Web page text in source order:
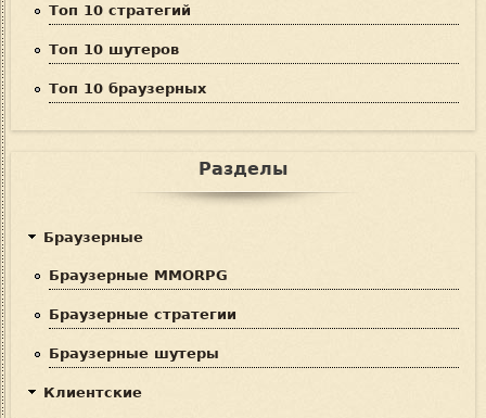
Топ 10 стратегий
Топ 10 шутеров
Топ 10 браузерных
Разделы
Браузерные
Браузерные MMORPG
Браузерные стратегии
Браузерные шутеры
Клиентские